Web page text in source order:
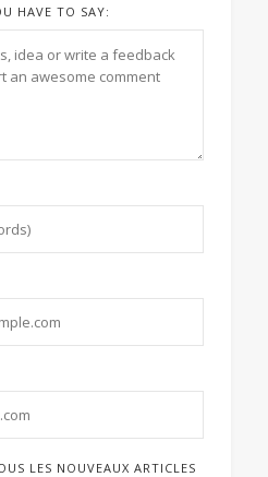
HAVE TO SAY:
LES NOUVEAUX ARTICLES